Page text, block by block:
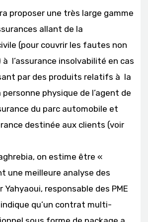
proposer une très large gamme
allant de la
(pour couvrir les fautes non
l’assurance insolvabilité en cas
par des produits relatifs à la
physique de l’agent de
du parc automobile et
destinée aux clients (voir
on estime être «
une meilleure analyse des
Yahyaoui, responsable des PME
indique qu’un contrat multi-